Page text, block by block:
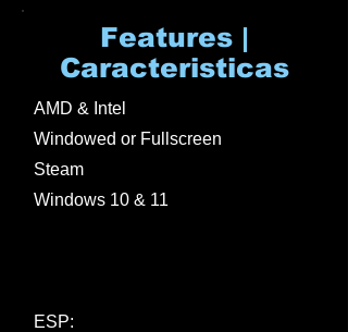
Features |
Caracteristicas
AMD & Intel
Windowed or Fullscreen
Steam
Windows 10 & 11
ESP: